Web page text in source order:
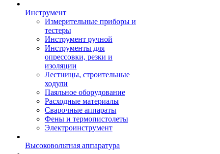
Инструмент
Измерительные приборы и
тестеры
Инструмент ручной
Инструменты для
опрессовки, резки и
изоляции
Лестницы, строительные
ходули
Паяльное оборудование
Расходные материалы
Сварочные аппараты
Фены и термопистолеты
Электроинструмент
Высоковольтная аппаратура